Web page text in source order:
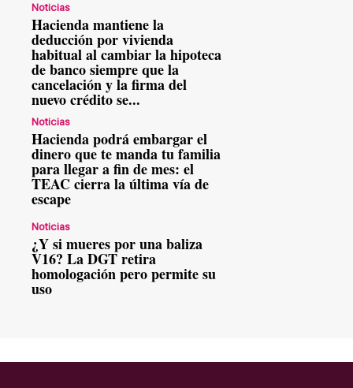
Noticias
Hacienda mantiene la
deducción por vivienda
habitual al cambiar la hipoteca
de banco siempre que la
cancelación y la firma del
nuevo crédito se...
Noticias
Hacienda podrá embargar el
dinero que te manda tu familia
para llegar a fin de mes: el
TEAC cierra la última vía de
escape
Noticias
¿Y si mueres por una baliza
V16? La DGT retira
homologación pero permite su
uso